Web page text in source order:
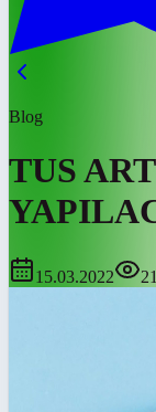
Blog
TUS
15.03.2022